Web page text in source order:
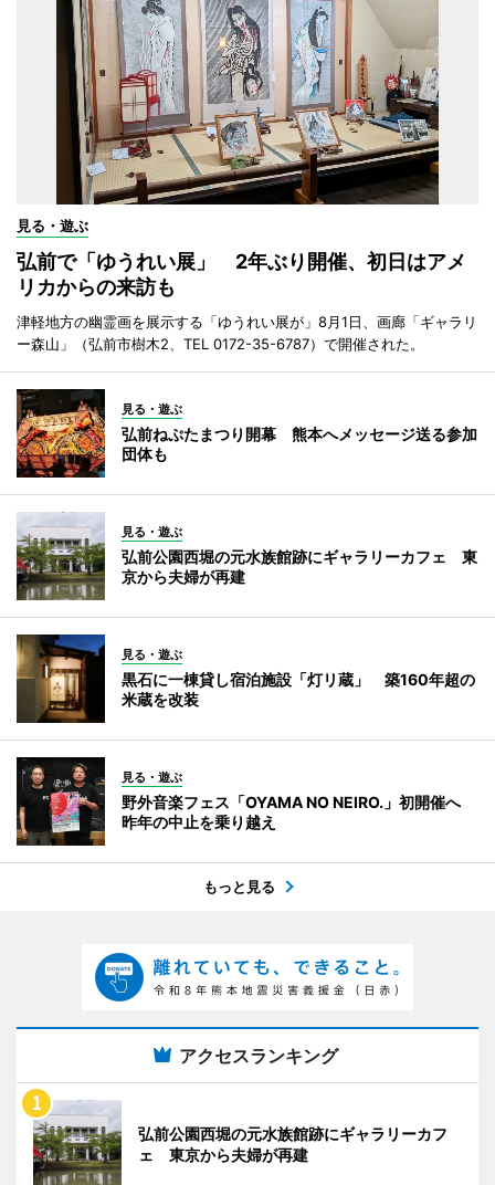
見る・遊ぶ
弘前で「ゆうれい展」 2年ぶり開催、初日はアメ
リカからの来訪も
津軽地方の幽霊画を展示する「ゆうれい展が」8月1日、画廊「ギャラリ
ー森山」（弘前市樹木2、TEL 0172-35-6787）で開催された。
見る・遊ぶ
弘前ねぷたまつり開幕 熊本へメッセージ送る参加
団体も
見る・遊ぶ
弘前公園西堀の元水族館跡にギャラリーカフェ 東
京から夫婦が再建
見る・遊ぶ
黒石に一棟貸し宿泊施設「灯リ蔵」 築160年超の
米蔵を改装
見る・遊ぶ
野外音楽フェス「OYAMA NO NEIRO.」初開催へ
昨年の中止を乗り越え
もっと見る
アクセスランキング
弘前公園西堀の元水族館跡にギャラリーカフ
ェ 東京から夫婦が再建